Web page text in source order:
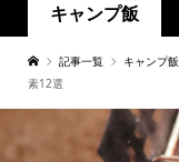
キャンプ飯
記事一覧 キャンプ飯
素12選